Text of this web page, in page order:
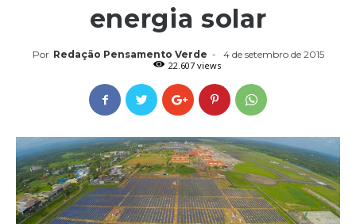
energia solar
Por Redação Pensamento Verde -
4 de setembro de 2015
22.607 views